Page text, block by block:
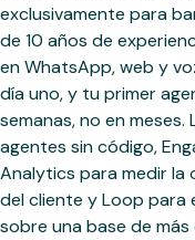
exclusivamente para
de 10 años de
en WhatsApp, web y
día uno, y tu primer
semanas, no en
agentes sin código,
Analytics para medir la
del cliente y Loop para
sobre una base de